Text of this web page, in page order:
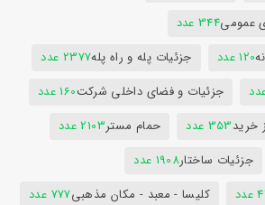
عمومی344 عدد
120 عدد جزئیات پله و راه پله2377 عدد
جزئیات و فضای داخلی شرکت160 عدد
خرید353 عدد حمام مستر2103 عدد
جزئیات ساختار1908 عدد
کلیسا - معبد - مکان مذهبی777 عدد